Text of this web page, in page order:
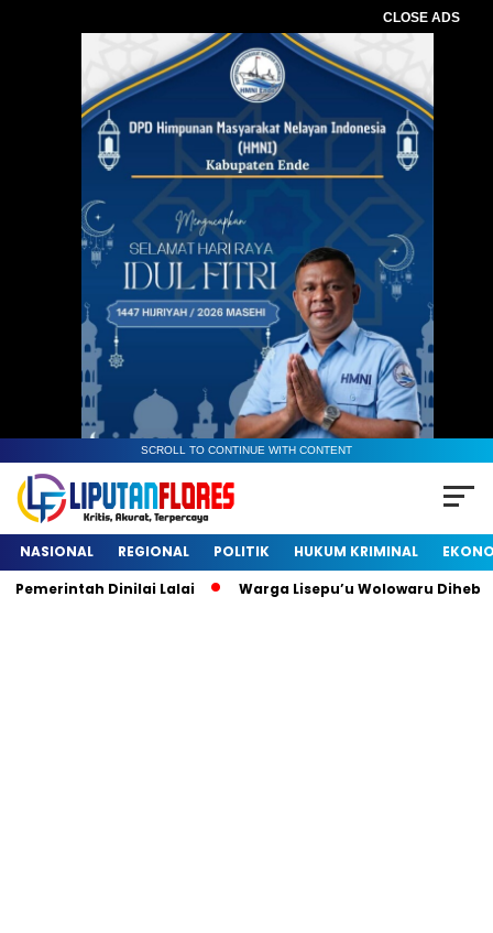
CLOSE ADS
SCROLL TO CONTINUE WITH CONTENT
NASIONAL REGIONAL POLITIK HUKUM KRIMINAL
Pemerintah Dinilai Lalai
Warga Lisepu’u Wolowaru